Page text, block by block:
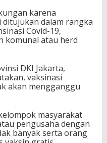
karena
dalam rangka
Covid-19,
komunal atau herd
DKI Jakarta,
vaksinasi
akan mengganggu
masyarakat
pengusaha dengan
banyak serta orang